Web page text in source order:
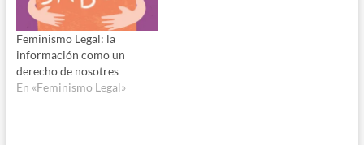
Feminismo Legal: la
información como un
derecho de nosotres
En «Feminismo Legal»